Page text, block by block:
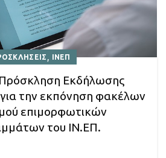
, ΙΝΕΠ
Εκδήλωσης
την εκπόνηση φακέλων
επιμορφωτικών
του ΙΝ.ΕΠ.